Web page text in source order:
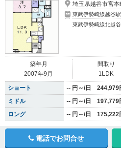
埼玉県越谷市宮本
東武伊勢崎線越谷
東武伊勢崎線北越
築年月
2007年9月
間取り
1LDK
ショート
-- 円～/日 244,979
ミドル
-- 円～/日 197,779
ロング
-- 円～/日 175,222
電話でお問合せ